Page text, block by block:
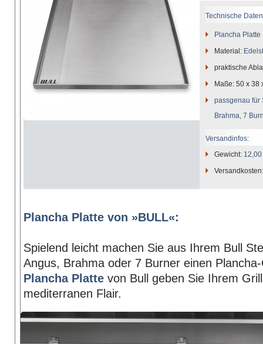
Technische
Plancha Platte
Material:
praktische
Maße: 50 x 38
passgenau für
Brahma, 7
Versandinfos:
Gewicht:
Plancha Platte von »BULL«:
Spielend leicht machen Sie aus Ihrem Bull
Angus, Brahma oder 7 Burner einen
Plancha Platte von Bull geben Sie Ihrem
mediterranen Flair.